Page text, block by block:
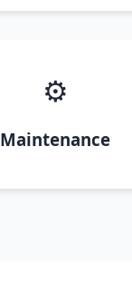
⚙️
Maintenance